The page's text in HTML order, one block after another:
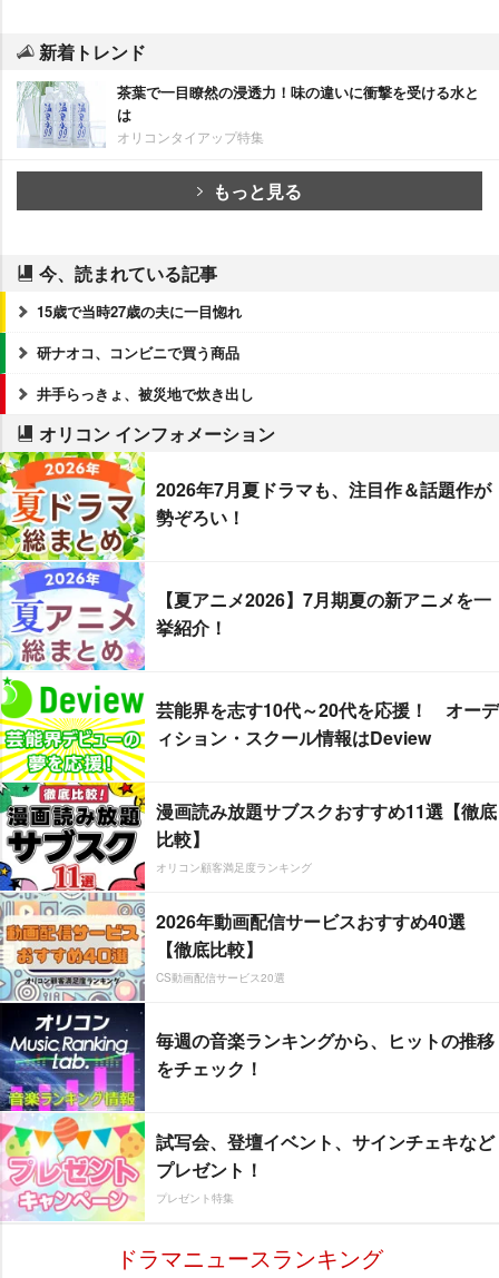
新着トレンド
茶葉で一目瞭然の浸透力！味の違いに衝撃を受ける水と
は
オリコンタイアップ特集
もっと見る
今、読まれている記事
15歳で当時27歳の夫に一目惚れ
研ナオコ、コンビニで買う商品
井手らっきょ、被災地で炊き出し
オリコン インフォメーション
2026年7月夏ドラマも、注目作＆話題作が
勢ぞろい！
【夏アニメ2026】7月期夏の新アニメを一
挙紹介！
芸能界を志す10代～20代を応援！ オーデ
ィション・スクール情報はDeview
漫画読み放題サブスクおすすめ11選【徹底
比較】
オリコン顧客満足度ランキング
2026年動画配信サービスおすすめ40選
【徹底比較】
CS動画配信サービス20選
毎週の音楽ランキングから、ヒットの推移
をチェック！
試写会、登壇イベント、サインチェキなど
プレゼント！
プレゼント特集
ドラマニュースランキング